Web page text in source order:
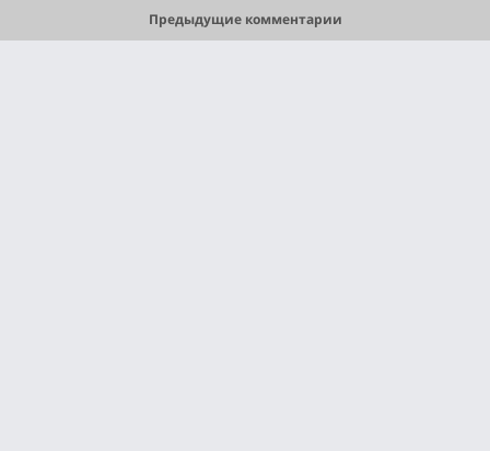
Предыдущие комментарии